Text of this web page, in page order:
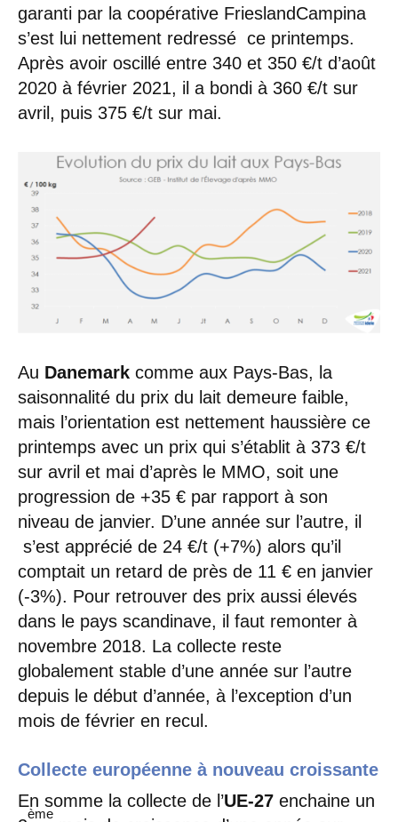
garanti par la coopérative FrieslandCampina
s’est lui nettement redressé ce printemps.
Après avoir oscillé entre 340 et 350 €/t d’août
2020 à février 2021, il a bondi à 360 €/t sur
avril, puis 375 €/t sur mai.
Au Danemark comme aux Pays-Bas, la
saisonnalité du prix du lait demeure faible,
mais l’orientation est nettement haussière ce
printemps avec un prix qui s’établit à 373 €/t
sur avril et mai d’après le MMO, soit une
progression de +35 € par rapport à son
niveau de janvier. D’une année sur l’autre, il
s’est apprécié de 24 €/t (+7%) alors qu’il
comptait un retard de près de 11 € en janvier
(-3%). Pour retrouver des prix aussi élevés
dans le pays scandinave, il faut remonter à
novembre 2018. La collecte reste
globalement stable d’une année sur l’autre
depuis le début d’année, à l’exception d’un
mois de février en recul.
Collecte européenne à nouveau croissante
En somme la collecte de l’UE-27 enchaine un
ème